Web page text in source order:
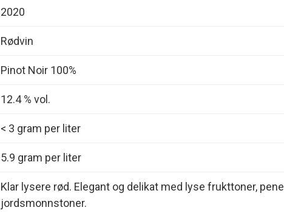
2020
Rødvin
Pinot Noir 100%
12.4 % vol.
< 3 gram per liter
5.9 gram per liter
Klar lysere rød. Elegant og delikat med lyse frukttoner, pene
jordsmonnstoner.